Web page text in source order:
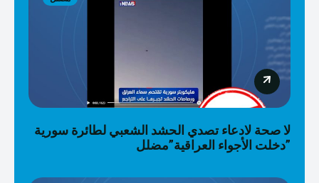
لا صحة لادعاء تصدي الحشد الشعبي لطائرة سورية
دخلت الأجواء العراقية”مضلل”